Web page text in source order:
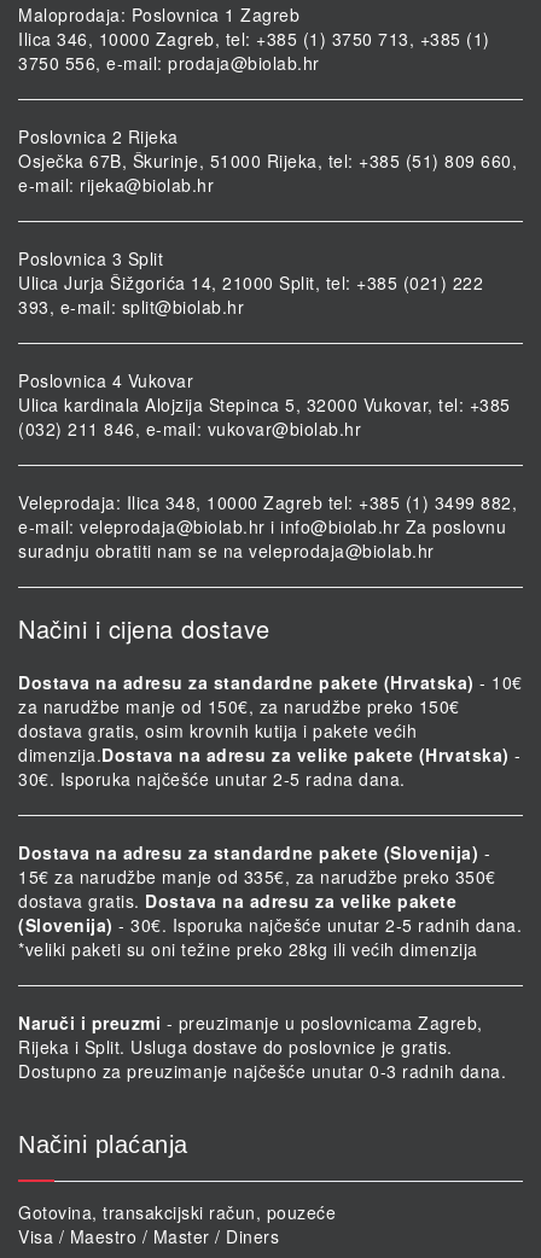
Maloprodaja: Poslovnica 1 Zagreb
Ilica 346, 10000 Zagreb, tel: +385 (1) 3750 713, +385 (1)
3750 556, e-mail: prodaja@biolab.hr
Poslovnica 2 Rijeka
Osječka 67B, Škurinje, 51000 Rijeka, tel: +385 (51) 809 660,
e-mail: rijeka@biolab.hr
Poslovnica 3 Split
Ulica Jurja Šižgorića 14, 21000 Split, tel: +385 (021) 222
393, e-mail: split@biolab.hr
Poslovnica 4 Vukovar
Ulica kardinala Alojzija Stepinca 5, 32000 Vukovar, tel: +385
(032) 211 846, e-mail: vukovar@biolab.hr
Veleprodaja: Ilica 348, 10000 Zagreb tel: +385 (1) 3499 882,
e-mail: veleprodaja@biolab.hr i info@biolab.hr Za poslovnu
suradnju obratiti nam se na veleprodaja@biolab.hr
Načini i cijena dostave
Dostava na adresu za standardne pakete (Hrvatska) - 10€
za narudžbe manje od 150€, za narudžbe preko 150€
dostava gratis, osim krovnih kutija i pakete većih
dimenzija.Dostava na adresu za velike pakete (Hrvatska) -
30€. Isporuka najčešće unutar 2-5 radna dana.
Dostava na adresu za standardne pakete (Slovenija) -
15€ za narudžbe manje od 335€, za narudžbe preko 350€
dostava gratis. Dostava na adresu za velike pakete
(Slovenija) - 30€. Isporuka najčešće unutar 2-5 radnih dana.
*veliki paketi su oni težine preko 28kg ili većih dimenzija
Naruči i preuzmi - preuzimanje u poslovnicama Zagreb,
Rijeka i Split. Usluga dostave do poslovnice je gratis.
Dostupno za preuzimanje najčešće unutar 0-3 radnih dana.
Načini plaćanja
Gotovina, transakcijski račun, pouzeće
Visa / Maestro / Master / Diners